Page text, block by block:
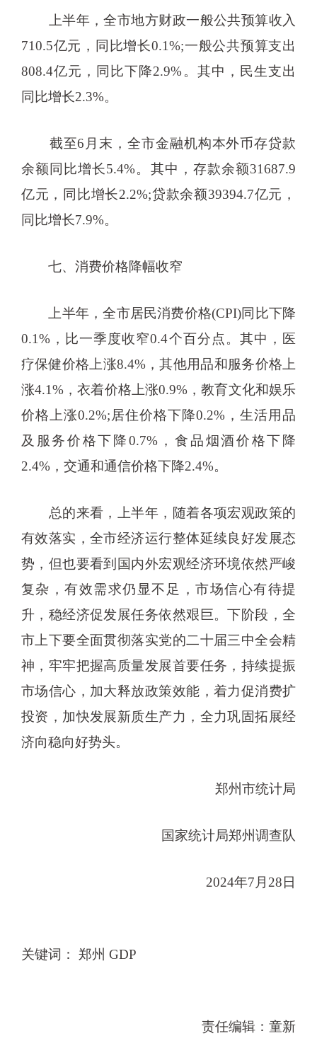
上半年，全市地方财政一般公共预算收入
710.5亿元，同比增长0.1%;一般公共预算支出
808.4亿元，同比下降2.9%。其中，民生支出
同比增长2.3%。
截至6月末，全市金融机构本外币存贷款
余额同比增长5.4%。其中，存款余额31687.9
亿元，同比增长2.2%;贷款余额39394.7亿元，
同比增长7.9%。
七、消费价格降幅收窄
上半年，全市居民消费价格(CPI)同比下降
0.1%，比一季度收窄0.4个百分点。其中，医
疗保健价格上涨8.4%，其他用品和服务价格上
涨4.1%，衣着价格上涨0.9%，教育文化和娱乐
价格上涨0.2%;居住价格下降0.2%，生活用品
及服务价格下降0.7%，食品烟酒价格下降
2.4%，交通和通信价格下降2.4%。
总的来看，上半年，随着各项宏观政策的
有效落实，全市经济运行整体延续良好发展态
势，但也要看到国内外宏观经济环境依然严峻
复杂，有效需求仍显不足，市场信心有待提
升，稳经济促发展任务依然艰巨。下阶段，全
市上下要全面贯彻落实党的二十届三中全会精
神，牢牢把握高质量发展首要任务，持续提振
市场信心，加大释放政策效能，着力促消费扩
投资，加快发展新质生产力，全力巩固拓展经
济向稳向好势头。
郑州市统计局
国家统计局郑州调查队
2024年7月28日
关键词： 郑州 GDP
责任编辑：童新